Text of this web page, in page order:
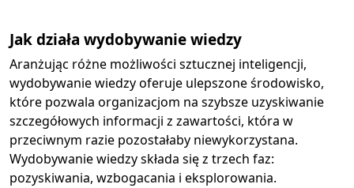
Jak działa wydobywanie wiedzy
Aranżując różne możliwości sztucznej inteligencji,
wydobywanie wiedzy oferuje ulepszone środowisko,
które pozwala organizacjom na szybsze uzyskiwanie
szczegółowych informacji z zawartości, która w
przeciwnym razie pozostałaby niewykorzystana.
Wydobywanie wiedzy składa się z trzech faz:
pozyskiwania, wzbogacania i eksplorowania.